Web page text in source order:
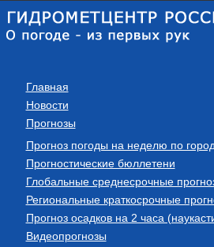
Главная
Новости
Прогнозы
Прогноз погоды на неделю по
Прогностические бюллетени
Глобальные среднесрочные
Региональные краткосрочные
Прогноз осадков на 2 часа
Видеопрогнозы